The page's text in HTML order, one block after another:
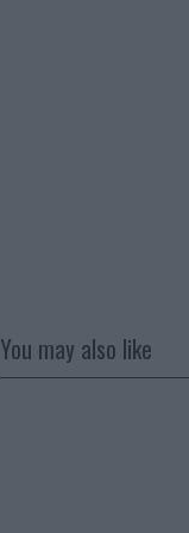
You may also like